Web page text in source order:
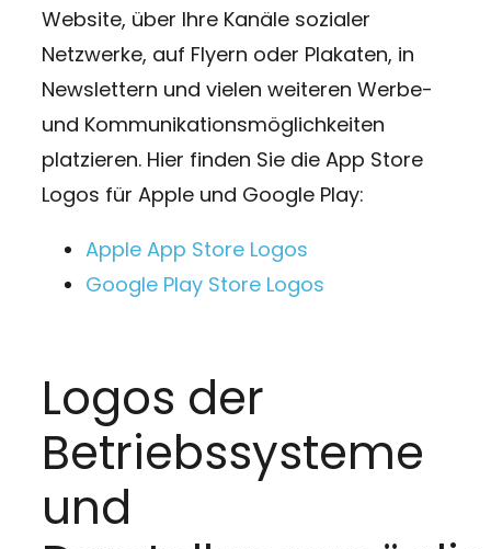
Website, über Ihre Kanäle sozialer
Netzwerke, auf Flyern oder Plakaten, in
Newslettern und vielen weiteren Werbe-
und Kommunikationsmöglichkeiten
platzieren. Hier finden Sie die App Store
Logos für Apple und Google Play:
Apple App Store Logos
Google Play Store Logos
Logos der
Betriebssysteme
und